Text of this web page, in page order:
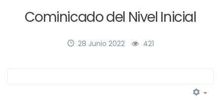
Cominicado del Nivel Inicial
28 Junio 2022 421